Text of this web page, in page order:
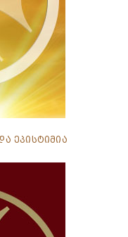
ეპისტიმია